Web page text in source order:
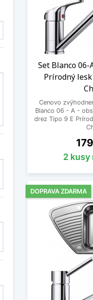
Set Blanco 06-
Prírodný
Cenovo
Blanco 06 - A -
drez Tipo 9 E
Cena
2 kusy
DOPRAVA ZDARMA